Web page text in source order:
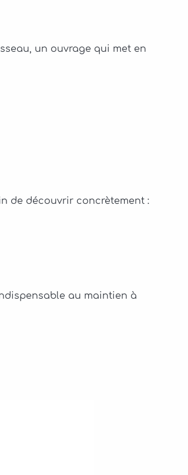
un ouvrage qui met en
de découvrir concrètement :
au maintien à